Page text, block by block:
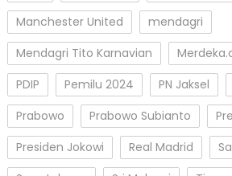
Manchester United
mendagri
Mendagri Tito Karnavian
PDIP
Pemilu 2024 PN Jaksel
Prabowo
Prabowo Subianto
Presiden Jokowi
Real Madrid